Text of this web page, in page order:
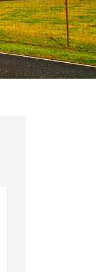
Cộng WA
Công
Công
Công